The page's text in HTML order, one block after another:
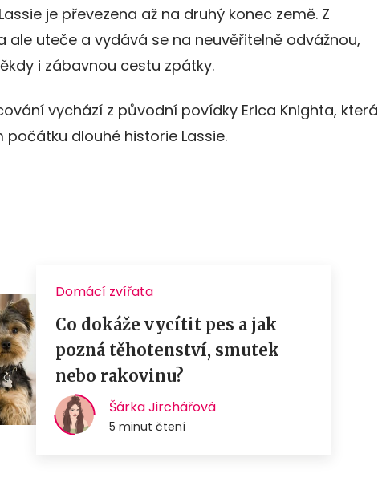
je převezena až na druhý konec země. Z
ale uteče a vydává se na neuvěřitelně odvážnou,
i zábavnou cestu zpátky.
vychází z původní povídky Erica Knighta, která
počátku dlouhé historie Lassie.